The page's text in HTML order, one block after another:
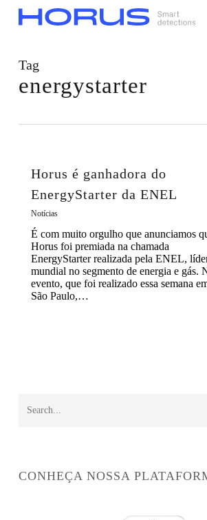
Tag
energystarter
Horus é ganhadora do
EnergyStarter da ENEL
Notícias
É com muito orgulho que anunciamos
Horus foi premiada na chamada
EnergyStarter realizada pela ENEL,
mundial no segmento de energia e gás.
evento, que foi realizado essa semana
São Paulo,…
CONHEÇA NOSSA